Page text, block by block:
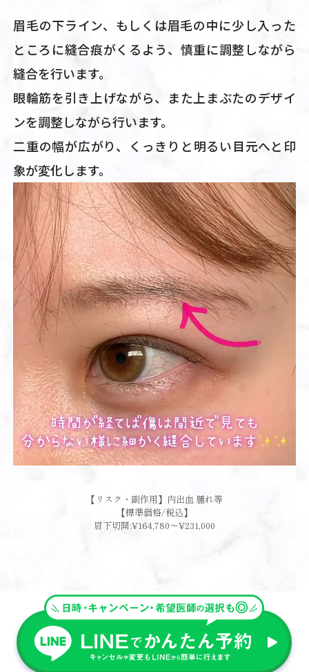
【リスク・副作用】内出血 腫れ等
【標準価格/税込】
眉下切開:¥164,780～¥231,000
眉毛の下ライン、もしくは眉毛の中に少し入った
ところに縫合痕がくるよう、慎重に調整しながら
縫合を行います。
眼輪筋を引き上げながら、また上まぶたのデザイ
ンを調整しながら行います。
二重の幅が広がり、くっきりと明るい目元へと印
象が変化します。